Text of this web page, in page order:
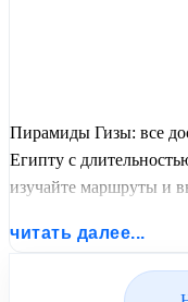
Пирамиды Гизы: все
Египту с
изучайте маршруты и
United Travel Systems.
читать далее...